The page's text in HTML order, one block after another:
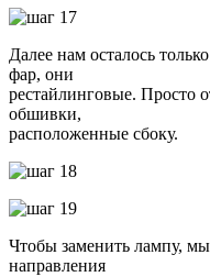
Далее нам осталось
фар, они
рестайлинговые. Просто
обшивки,
расположенные сбоку.
Чтобы заменить лампу,
направления